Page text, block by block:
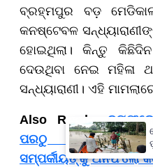
ବ୍ରହ୍ମପୁର ବଡ଼
କନଷ୍ଟେବଳ
ହୋଇଥିଲା। କିନ୍ତୁ
ଦେଉଥିବା ନେଇ ମହିଳା
ସନ୍ଧ୍ୟାରାଣୀ। ଏହି
Also Read:-
ପରଠୁ ଡାଏରୀ
ସମ୍ପର୍କୀୟଙ୍କୁ ଅନଫଲୋ